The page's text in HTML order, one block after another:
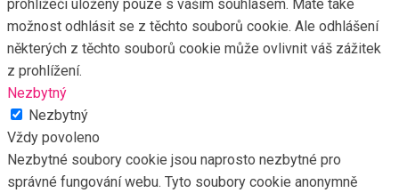
prohlížeči uloženy pouze s vaším souhlasem. Máte také
možnost odhlásit se z těchto souborů cookie. Ale odhlášení
některých z těchto souborů cookie může ovlivnit váš zážitek
z prohlížení.
Nezbytný
Nezbytný
Vždy povoleno
Nezbytné soubory cookie jsou naprosto nezbytné pro
správné fungování webu. Tyto soubory cookie anonymně